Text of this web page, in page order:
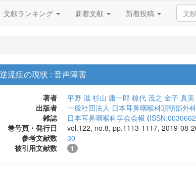
文献ランキング 新着文献 新着投稿
流症の現状 : 音声障害
著者 平野 滋 杉山 庸一郎 椋代 茂之 金子 真美
出版者
一般社団法人 日本耳鼻咽喉科頭頸部外
雑誌
日本耳鼻咽喉科学会会報 (
巻号頁・発行日
vol.122, no.8, pp.1113-1117, 2019-08-
参考文献数
30
被引用文献数
1